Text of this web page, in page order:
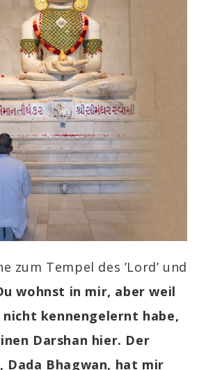
zum Tempel des ’Lord’ und
wohnst in mir, aber weil
nicht kennengelernt habe,
Darshan hier. Der
Dada Bhagwan, hat mir